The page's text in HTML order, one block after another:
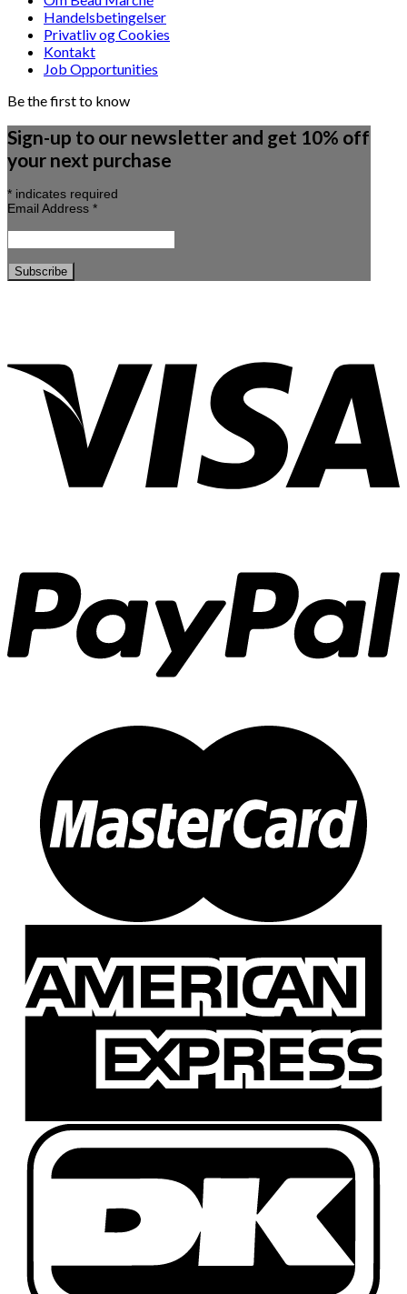
Handelsbetingelser
Privatliv og Cookies
Kontakt
Job Opportunities
Be the first to know
Sign-up to our newsletter and get 10% off
your next purchase
* indicates required
Email Address *